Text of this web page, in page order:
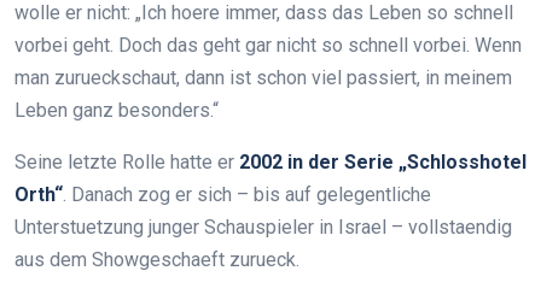
wolle er nicht: „Ich hoere immer, dass das Leben so schnell
vorbei geht. Doch das geht gar nicht so schnell vorbei. Wenn
man zurueckschaut, dann ist schon viel passiert, in meinem
Leben ganz besonders.“
Seine letzte Rolle hatte er 2002 in der Serie „Schlosshotel
Orth“. Danach zog er sich – bis auf gelegentliche
Unterstuetzung junger Schauspieler in Israel – vollstaendig
aus dem Showgeschaeft zurueck.